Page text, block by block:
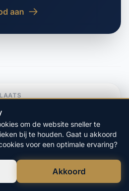
aan
VOLGENDE WOONPLAATS
Veeningen
Bel Ons Direct
om de website sneller te
bij te houden. Gaat u akkoord
voor een optimale ervaring?
Akkoord